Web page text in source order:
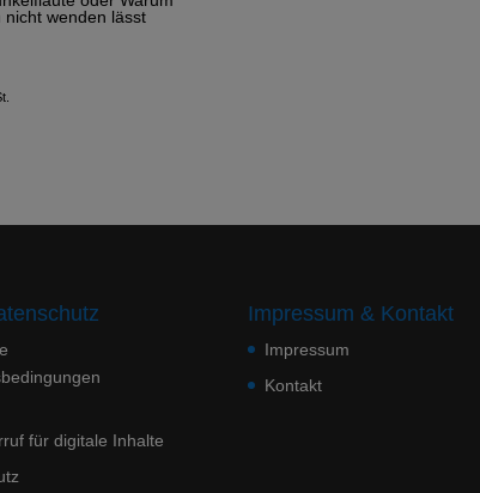
nicht wenden lässt
für digitale Inhalte
Impressum & Kontakt
Impressum
Kontakt